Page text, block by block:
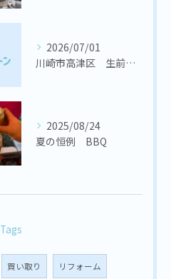
2026/07/01
川崎市高津区 生前整理
2025/08/24
夏の恒例 BBQ
Tags
買い取り リフォーム